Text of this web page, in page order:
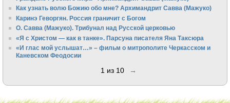
Как узнать волю Божию обо мне? Архимандрит Савва (Мажуко)
Каринэ Геворгян. Россия граничит с Богом
О. Савва (Мажуко). Трибунал над Русской церковью
«Я с Христом — как в танке». Парсуна писателя Яна Таксюра
«И глас мой услышат…» – фильм о митрополите Черкасском и
Каневском Феодосии
1 из 10 →